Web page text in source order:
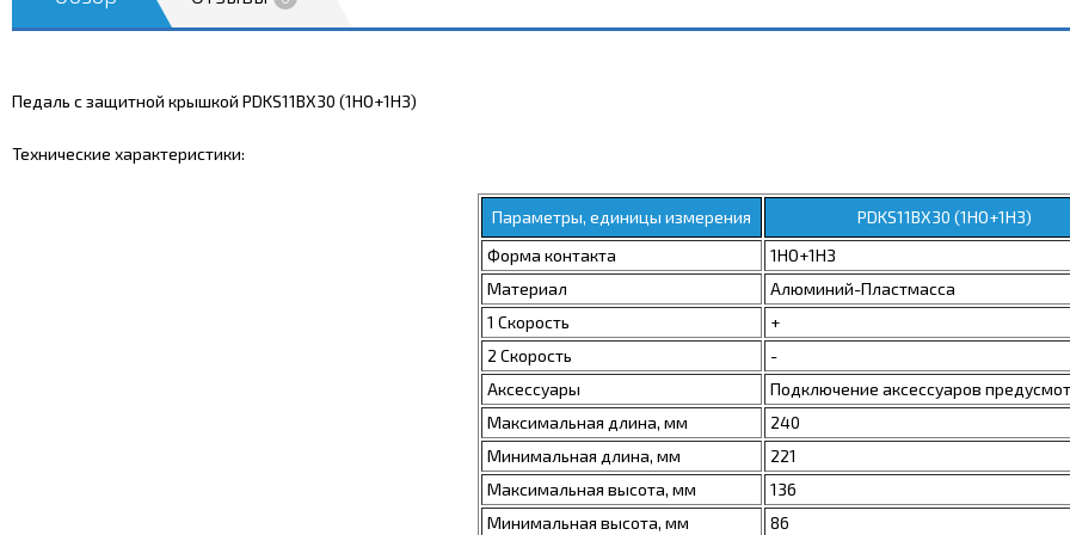
Педаль с защитной крышкой PDKS11BX30 (1НО+1НЗ)
Технические характеристики:
Параметры, единицы измерения
PDKS11BX30 (1НО+1НЗ)
Форма контакта
1НО+1НЗ
Материал
Алюминий-Пластмасса
1 Скорость
+
2 Скорость
-
Аксессуары
Подключение аксессуаров
Максимальная длина, мм
240
Минимальная длина, мм
221
Максимальная высота, мм
136
Минимальная высота, мм
86